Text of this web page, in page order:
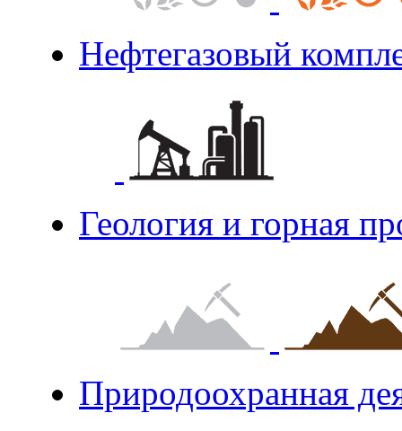
Нефтегазовый
Геология и горная
Природоохранная